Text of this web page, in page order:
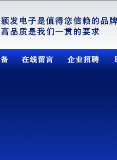
企业招聘 联系我们